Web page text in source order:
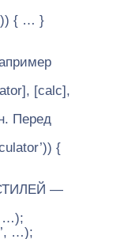
{ … }
[calc],
Перед
{
—
…);
…);